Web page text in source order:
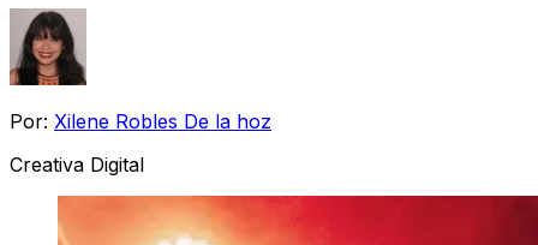
Por: Xilene Robles De la hoz
Creativa Digital